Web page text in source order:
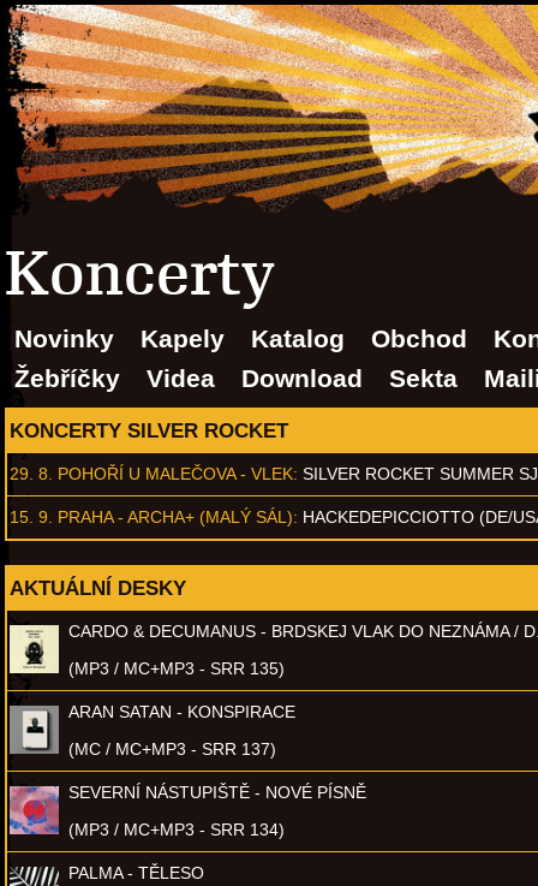
Koncerty
Novinky Kapely Katalog Obchod
Žebříčky
Videa Download Sekta
KONCERTY SILVER ROCKET
29. 8. POHOŘÍ U MALEČOVA - VLEK: SILVER ROCKET SUMMER
15. 9. PRAHA - ARCHA+ (MALÝ SÁL): HACKEDEPICCIOTTO (DE/
AKTUÁLNÍ DESKY
CARDO & DECUMANUS - BRDSKEJ VLAK DO NEZNÁMA /
(MP3 / MC+MP3 - SRR 135)
ARAN SATAN - KONSPIRACE
(MC / MC+MP3 - SRR 137)
SEVERNÍ NÁSTUPIŠTĚ - NOVÉ PÍSNĚ
(MP3 / MC+MP3 - SRR 134)
PALMA - TĚLESO